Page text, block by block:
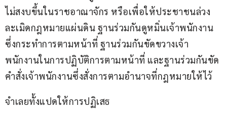
ไม่สงบขึ้นในราชอาณาจักร หรือเพื่อให้ประชาชนล่วง
ละเมิดกฎหมายแผ่นดิน ฐานร่วมกันดูหมิ่นเจ้าพนักงาน
ซึ่งกระทำการตามหน้าที่ ฐานร่วมกันขัดขวางเจ้า
พนักงานในการปฏิบัติการตามหน้าที่ และฐานร่วมกันขัด
คำสั่งเจ้าพนักงานซึ่งสั่งการตามอำนาจที่กฎหมายให้ไว้
จำเลยทั้งแปดให้การปฏิเสธ